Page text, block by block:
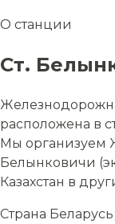
О станции
Ст.
расположена в
Мы организуем
Белынковичи
Казахстан в
Страна Беларусь